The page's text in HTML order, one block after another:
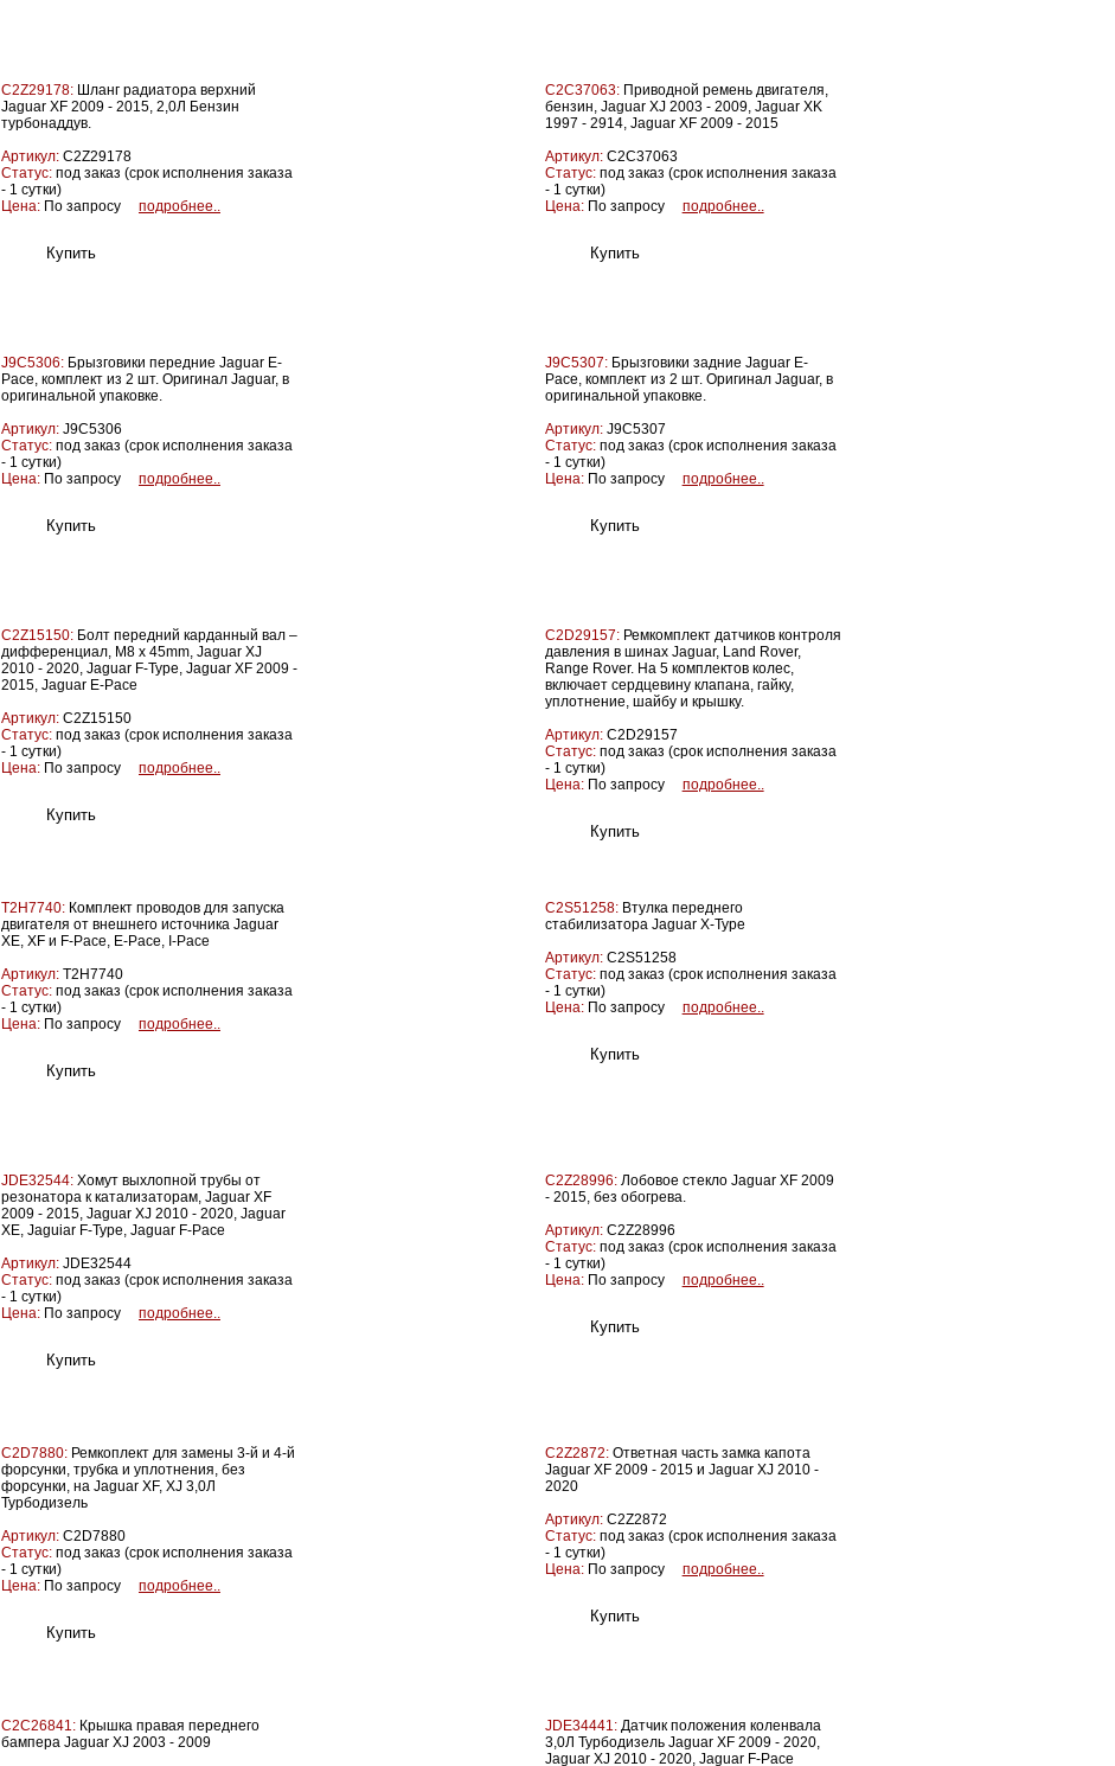
C2Z29178: Шланг радиатора верхний
Jaguar XF 2009 - 2015, 2,0Л Бензин
турбонаддув.
Артикул: C2Z29178
Статус: под заказ (срок исполнения заказа
- 1 сутки)
Цена: По запросу подробнее..
C2C37063: Приводной ремень двигателя,
бензин, Jaguar XJ 2003 - 2009, Jaguar XK
1997 - 2914, Jaguar XF 2009 - 2015
Артикул: C2C37063
Статус:под заказ (срок исполнения заказа
- 1 сутки)
Цена:По запросу подробнее..
J9C5306: Брызговики передние Jaguar E-
Pace, комплект из 2 шт. Оригинал Jaguar, в
оригинальной упаковке.
Артикул: J9C5306
Статус: под заказ (срок исполнения заказа
- 1 сутки)
Цена: По запросу подробнее..
J9C5307: Брызговики задние Jaguar E-
Pace, комплект из 2 шт. Оригинал Jaguar, в
оригинальной упаковке.
Артикул: J9C5307
Статус:под заказ (срок исполнения заказа
- 1 сутки)
Цена:По запросу подробнее..
C2Z15150: Болт передний карданный вал –
дифференциал, M8 x 45mm, Jaguar XJ
2010 - 2020, Jaguar F-Type, Jaguar XF 2009 -
2015, Jaguar E-Pace
Артикул: C2Z15150
Статус: под заказ (срок исполнения заказа
- 1 сутки)
Цена: По запросу подробнее..
C2D29157: Ремкомплект датчиков контроля
давления в шинах Jaguar, Land Rover,
Range Rover. На 5 комплектов колес,
включает сердцевину клапана, гайку,
уплотнение, шайбу и крышку.
Артикул: C2D29157
Статус:под заказ (срок исполнения заказа
- 1 сутки)
Цена:По запросу подробнее..
T2H7740: Комплект проводов для запуска
двигателя от внешнего источника Jaguar
XE, XF и F-Pace, E-Pace, I-Pace
Артикул: T2H7740
Статус: под заказ (срок исполнения заказа
- 1 сутки)
Цена: По запросу подробнее..
C2S51258: Втулка переднего
стабилизатора Jaguar X-Type
Артикул: C2S51258
Статус:под заказ (срок исполнения заказа
- 1 сутки)
Цена:По запросу подробнее..
JDE32544: Хомут выхлопной трубы от
резонатора к катализаторам, Jaguar XF
2009 - 2015, Jaguar XJ 2010 - 2020, Jaguar
XE, Jaguiar F-Type, Jaguar F-Pace
Артикул: JDE32544
Статус: под заказ (срок исполнения заказа
- 1 сутки)
Цена: По запросу подробнее..
C2Z28996: Лобовое стекло Jaguar XF 2009
- 2015, без обогрева.
Артикул: C2Z28996
Статус:под заказ (срок исполнения заказа
- 1 сутки)
Цена:По запросу подробнее..
C2D7880: Ремкоплект для замены 3-й и 4-й
форсунки, трубка и уплотнения, без
форсунки, на Jaguar XF, XJ 3,0Л
Турбодизель
Артикул: C2D7880
Статус: под заказ (срок исполнения заказа
- 1 сутки)
Цена: По запросу подробнее..
C2Z2872: Ответная часть замка капота
Jaguar XF 2009 - 2015 и Jaguar XJ 2010 -
2020
Артикул: C2Z2872
Статус:под заказ (срок исполнения заказа
- 1 сутки)
Цена:По запросу подробнее..
C2C26841: Крышка правая переднего
бампера Jaguar XJ 2003 - 2009
JDE34441: Датчик положения коленвала
3,0Л Турбодизель Jaguar XF 2009 - 2020,
Jaguar XJ 2010 - 2020, Jaguar F-Pace